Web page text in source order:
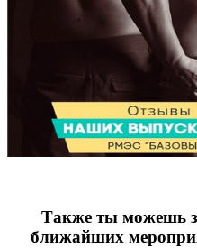
Также ты можешь
ближайших